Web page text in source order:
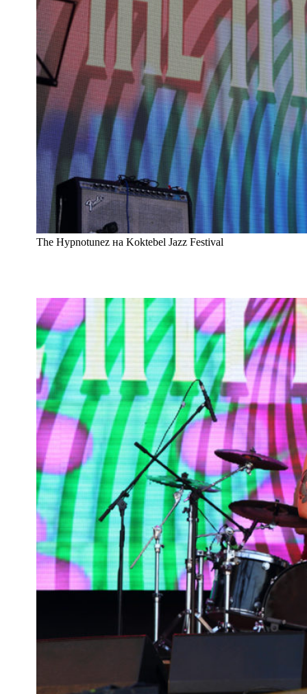
The Hypnotunez на Koktebel Jazz Festival